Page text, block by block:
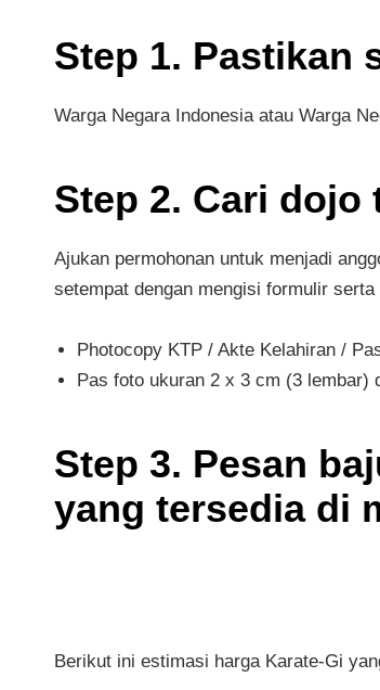
Step 1. Pastikan
Warga Negara Indonesia atau Warga
Step 2. Cari dojo
Ajukan permohonan untuk menjadi
setempat dengan mengisi formulir
Photocopy KTP / Akte Kelahiran /
Pas foto ukuran 2 x 3 cm (3 lembar)
Step 3. Pesan
yang tersedia di
Berikut ini estimasi harga Karate-Gi